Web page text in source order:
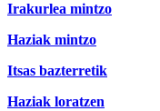
Irakurlea mintzo
Haziak mintzo
Itsas bazterretik
Haziak loratzen